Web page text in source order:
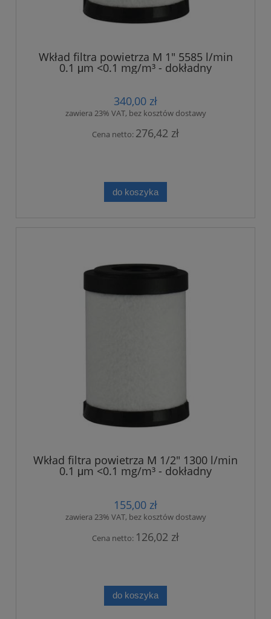
Wkład filtra powietrza M 1" 5585 l/min
0.1 μm <0.1 mg/m³ - dokładny
340,00 zł
zawiera 23% VAT, bez kosztów dostawy
Cena netto: 276,42 zł
do koszyka
Wkład filtra powietrza M 1/2" 1300 l/min
0.1 μm <0.1 mg/m³ - dokładny
155,00 zł
zawiera 23% VAT, bez kosztów dostawy
Cena netto: 126,02 zł
do koszyka